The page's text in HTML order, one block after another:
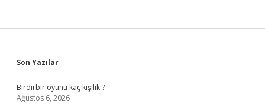
Sidebar
Son Yazılar
Birdirbir oyunu kaç kişilik ?
Ağustos 6, 2026